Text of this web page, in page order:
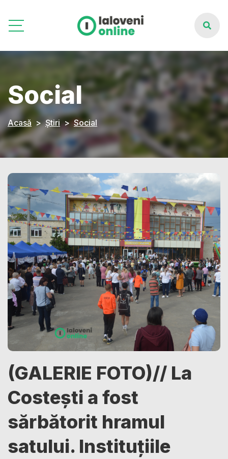
Social
Acasă Știri Social
(GALERIE FOTO)// La
Costești a fost
sărbătorit hramul
satului. Instituțiile